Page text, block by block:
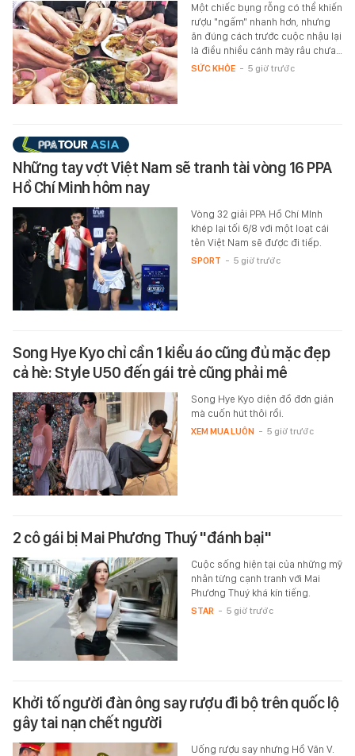
Một chiếc bụng rỗng có thể khiến
rượu "ngấm" nhanh hơn, nhưng
ăn đúng cách trước cuộc nhậu lại
là điều nhiều cánh mày râu chưa…
SỨC KHỎE - 5 giờ trước
Những tay vợt Việt Nam sẽ tranh tài vòng 16 PPA
Hồ Chí Minh hôm nay
Vòng 32 giải PPA Hồ Chí MInh
khép lại tối 6/8 với một loạt cái
tên Việt Nam sẽ được đi tiếp.
SPORT - 5 giờ trước
Song Hye Kyo chỉ cần 1 kiểu áo cũng đủ mặc đẹp
cả hè: Style U50 đến gái trẻ cũng phải mê
Song Hye Kyo diện đồ đơn giản
mà cuốn hút thôi rồi.
XEM MUA LUÔN - 5 giờ trước
2 cô gái bị Mai Phương Thuý "đánh bại"
Cuộc sống hiện tại của những mỹ
nhân từng cạnh tranh với Mai
Phương Thuý khá kín tiếng.
STAR - 5 giờ trước
Khởi tố người đàn ông say rượu đi bộ trên quốc lộ
gây tai nạn chết người
Uống rượu say nhưng Hồ Văn V.